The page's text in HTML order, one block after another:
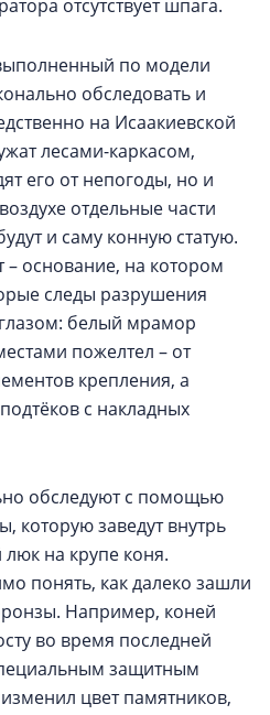
отсутствует шпага.
по модели
обследовать и
на Исаакиевской
лесами-каркасом,
его от непогоды, но и
отдельные части
и саму конную статую.
– основание, на котором
следы разрушения
белый мрамор
пожелтел – от
крепления, а
с накладных
обследуют с помощью
которую заведут внутрь
на крупе коня.
понять, как далеко зашли
Например, коней
во время последней
защитным
цвет памятников,